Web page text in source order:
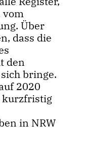
vom
Über
dass die
den
bringe.
2020
kurzfristig
in NRW